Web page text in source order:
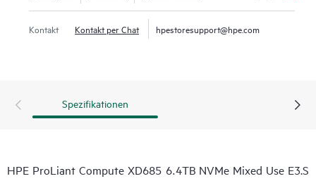
Kontakt Kontakt per Chat hpestoresupport@hpe.com
Spezifikationen
HPE ProLiant Compute XD685 6.4TB NVMe Mixed Use E3.S